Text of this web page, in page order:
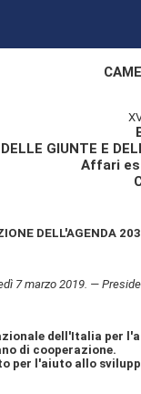
DELLE GIUNTE E
Affari
DELL'AGENDA
7 marzo 2019. —
dell'Italia per
di cooperazione.
l'aiuto allo